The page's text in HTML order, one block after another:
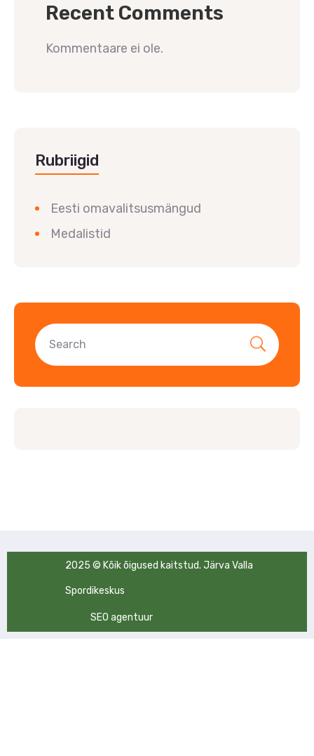
Recent Comments
Kommentaare ei ole.
Rubriigid
Eesti omavalitsusmängud
Medalistid
2025 © Kõik õigused kaitstud. Järva Valla
Spordikeskus
SEO agentuur